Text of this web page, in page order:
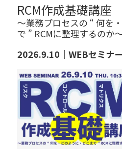
RCM作成基礎講座
～業務プロセスの “ 何を
で ” RCMに整理するのか
2026.9.10｜WEBセミナー